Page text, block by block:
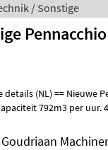
/ Sonstige
bemalingspmp. Buisdiameter 25 cm, frame lengte
792m3 per uur.